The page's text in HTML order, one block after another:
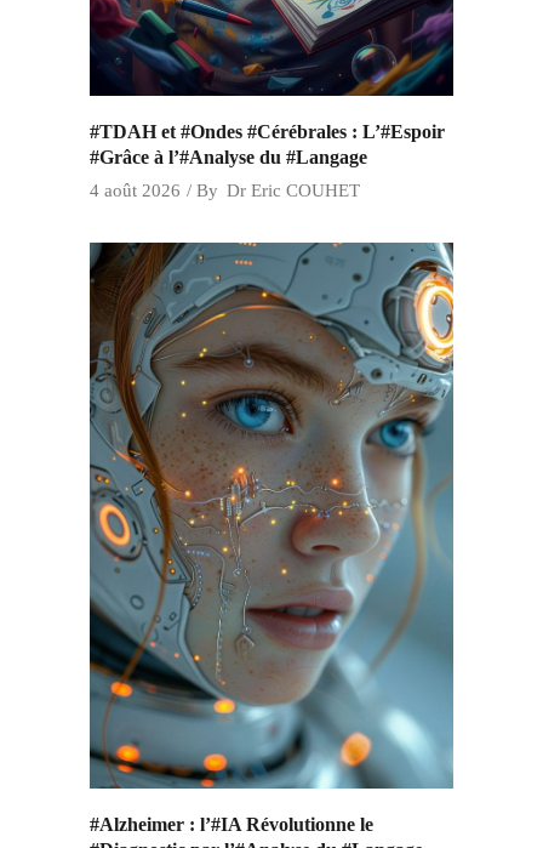
#TDAH et #Ondes #Cérébrales : L’#Espoir
#Grâce à l’#Analyse du #Langage
4 août 2026 By Dr Eric COUHET
#Alzheimer : l’#IA Révolutionne le